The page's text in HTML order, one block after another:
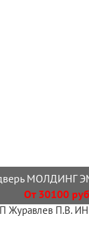
МОЛДИНГ
От 30100
Журавлев П.В.